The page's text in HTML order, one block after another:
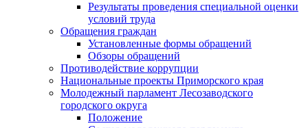
Результаты проведения специальной оценки
условий труда
Обращения граждан
Установленные формы обращений
Обзоры обращений
Противодействие коррупции
Национальные проекты Приморского края
Молодежный парламент Лесозаводского
городского округа
Положение